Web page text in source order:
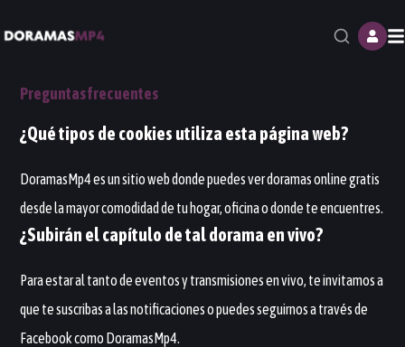
Preguntas frecuentes
¿Qué tipos de cookies utiliza esta página web?
DoramasMp4es un sitio web donde puedes ver doramas online gratis
desde la mayor comodidad de tu hogar, oficina o donde te encuentres.
¿Subirán el capítulo de tal dorama en vivo?
Para estar al tanto de eventos y transmisiones en vivo, te invitamos a
que te suscribas a las notificaciones o puedes seguirnos a través de
Facebook como DoramasMp4.